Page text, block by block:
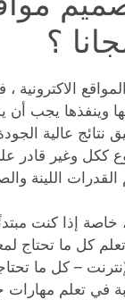
؟
الاكترونية
وينفذها يجب أن
عالية
ككل وغير قادر
القدرات اللينة
إذا كنت
كل ما تحتاج
– كل ما
في تعلم مهارات